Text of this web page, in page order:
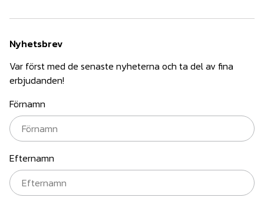
Nyhetsbrev
Var först med de senaste nyheterna och ta del av fina
erbjudanden!
Förnamn
Efternamn